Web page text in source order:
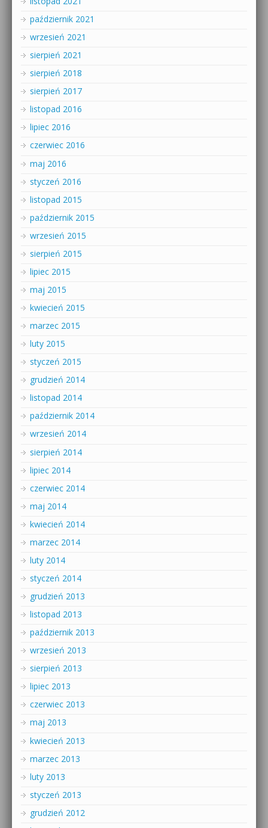
październik 2021
wrzesień 2021
sierpień 2021
sierpień 2018
sierpień 2017
listopad 2016
lipiec 2016
czerwiec 2016
maj 2016
styczeń 2016
listopad 2015
październik 2015
wrzesień 2015
sierpień 2015
lipiec 2015
maj 2015
kwiecień 2015
marzec 2015
luty 2015
styczeń 2015
grudzień 2014
listopad 2014
październik 2014
wrzesień 2014
sierpień 2014
lipiec 2014
czerwiec 2014
maj 2014
kwiecień 2014
marzec 2014
luty 2014
styczeń 2014
grudzień 2013
listopad 2013
październik 2013
wrzesień 2013
sierpień 2013
lipiec 2013
czerwiec 2013
maj 2013
kwiecień 2013
marzec 2013
luty 2013
styczeń 2013
grudzień 2012